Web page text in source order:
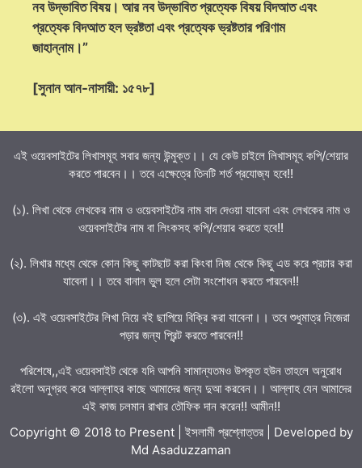
নব উদ্ভাবিত বিষয়। আর নব উদ্ভাবিত প্রত্যেক বিষয় বিদআত এবং
প্রত্যেক বিদআত হল ভ্রষ্টতা এবং প্রত্যেক ভ্রষ্টতার পরিণাম
জাহান্নাম।”
[সুনান আন-নাসায়ী: ১৫৭৮]
এই ওয়েবসাইটের লিখাসমূহ সবার জন্য উন্মুক্ত।। যে কেউ চাইলে লিখাসমূহ কপি/শেয়ার
করতে পারবেন।। তবে এক্ষেত্রে তিনটি শর্ত প্রযোজ্য হবে!!
(১). লিখা থেকে লেখকের নাম ও ওয়েবসাইটের নাম বাদ দেওয়া যাবেনা এবং লেখকের নাম ও
ওয়েবসাইটের নাম বা লিংকসহ কপি/শেয়ার করতে হবে!!
(২). লিখার মধ্যে থেকে কোন কিছু কাটছাট করা কিংবা নিজ থেকে কিছু এড করে প্রচার করা
যাবেনা।। তবে বানান ভুল হলে সেটা সংশোধন করতে পারবেন!!
(৩). এই ওয়েবসাইটের লিখা নিয়ে বই ছাপিয়ে বিক্রি করা যাবেনা।। তবে শুধুমাত্র নিজেরা
পড়ার জন্য প্রিন্ট করতে পারবেন!!
পরিশেষে,,এই ওয়েবসাইট থেকে যদি আপনি সামান্যতমও উপকৃত হউন তাহলে অনুরোধ
রইলো অনুগ্রহ করে আল্লাহর কাছে আমাদের জন্য দুআ করবেন।। আল্লাহ যেন আমাদের
এই কাজ চলমান রাখার তৌফিক দান করেন!! আমীন!!
Copyright © 2018 to Present | ইসলামী প্রশ্নোত্তর | Developed by
Md Asaduzzaman